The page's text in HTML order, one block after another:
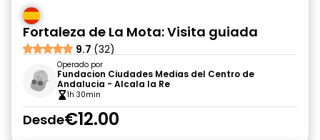
Fortaleza de La Mota: Visita guiada
9.7 (32)
Operado por
Fundacion Ciudades Medias del Centro de
Andalucia - Alcala la Re
1h 30min
Desde€12.00